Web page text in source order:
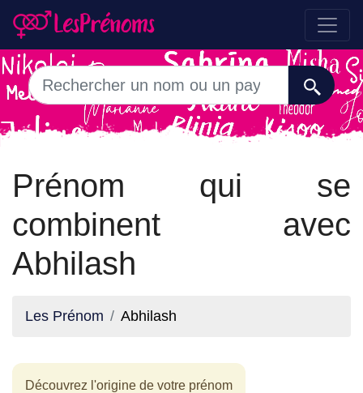
Prénom qui se
combinent avec
Abhilash
Les Prénom Abhilash
Découvrez l'origine de votre prénom